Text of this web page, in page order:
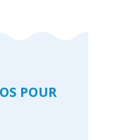
POUR